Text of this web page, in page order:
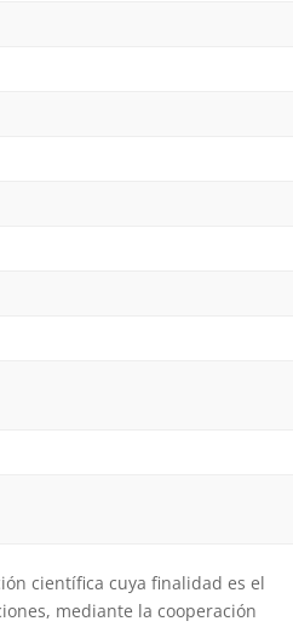
científica cuya finalidad es el
mediante la cooperación